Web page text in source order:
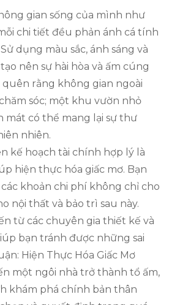
gian sống của mình như
chi tiết đều phản ánh cá tính
dụng màu sắc, ánh sáng và
nên sự hài hòa và ấm cúng
rằng không gian ngoài
sóc; một khu vườn nhỏ
mát có thể mang lại sự thư
nhiên.
kế hoạch tài chính hợp lý là
hiện thực hóa giấc mơ. Bạn
khoản chi phí không chỉ cho
nội thất và bảo trì sau này.
từ các chuyên gia thiết kế và
bạn tránh được những sai
Hiện Thực Hóa Giấc Mơ
một ngôi nhà trở thành tổ ấm,
khám phá chính bản thân